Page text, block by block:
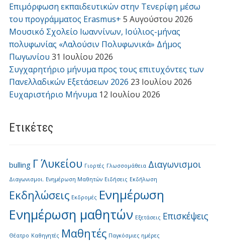
Επιμόρφωση εκπαιδευτικών στην Τενερίφη μέσω
του προγράμματος Erasmus+ 5 Αυγούστου 2026
Μουσικό Σχολείο Ιωαννίνων, Ιούλιος-μήνας
πολυφωνίας «Λαλούσιν Πολυφωνικά» Δήμος
Πωγωνίου 31 Ιουλίου 2026
Συγχαρητήριο μήνυμα προς τους επιτυχόντες των
Πανελλαδικών Εξετάσεων 2026 23 Ιουλίου 2026
Ευχαριστήριο Μήνυμα 12 Ιουλίου 2026
Ετικέτες
bulling Γ΄ Λυκείου Γιορτές Γλωσσομάθεια Διαγωνισμοι
Διαγωνισμοι. Ενημέρωση Μαθητών Ειδήσεις Εκδήλωση
Εκδηλώσεις Εκδρομές Ενημέρωση
Ενημέρωση μαθητών Εξετάσεις Επισκέψεις
Θέατρο Καθηγητές Μαθητές Παγκόσμιες ημέρες